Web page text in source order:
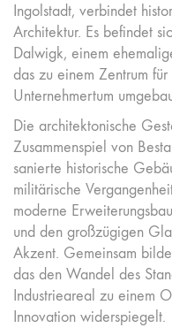
Ingolstadt, verbindet
Architektur. Es befindet
Dalwigk, einem
das zu einem Zentrum
Unternehmertum
Die architektonische
Zusammenspiel von
sanierte historische
militärische
moderne
und den großzügigen
Akzent. Gemeinsam
das den Wandel des
Industrieareal zu einem
Innovation widerspiegelt.